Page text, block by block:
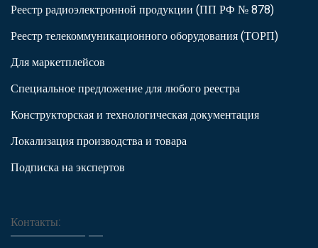
Реестр радиоэлектронной продукции (ПП РФ № 878)
Реестр телекоммуникационного оборудования (ТОРП)
Для маркетплейсов
Специальное предложение для любого реестра
Конструкторская и технологическая документация
Локализация производства и товара
Подписка на экспертов
Контакты: